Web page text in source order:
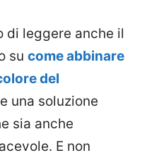
di leggere anche il
su come abbinare
del
una soluzione
sia anche
E non